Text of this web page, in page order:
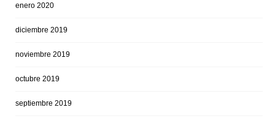
enero 2020
diciembre 2019
noviembre 2019
octubre 2019
septiembre 2019